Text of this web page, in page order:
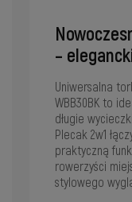
–
Uniwersalna
WBB30BK to
długie
Plecak 2w1
praktyczną
rowerzyści
stylowego